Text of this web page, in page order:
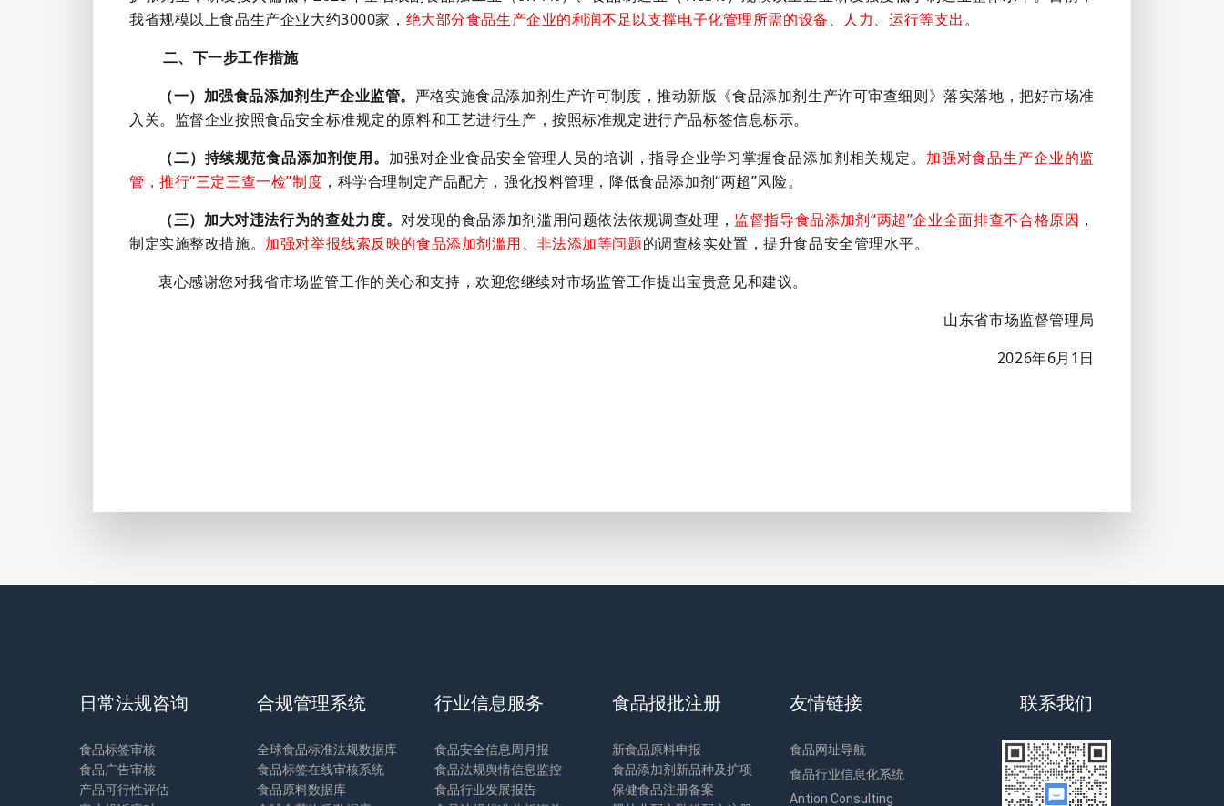
我省规模以上食品生产企业大约3000家， 绝大部分食品生产企业的利润不足以支撑电子化管理所需的设备、人力、运行等支出。
二、下一步工作措施
（一）加强食品添加剂生产企业监管。 严格实施食品添加剂生产许可制度，推动新版《食品添加剂生产许可审查细则》落实落地，把好市场准
入关。监督企业按照食品安全标准规定的原料和工艺进行生产，按照标准规定进行产品标签信息标示。
（二）持续规范食品添加剂使用。 加强对企业食品安全管理人员的培训，指导企业学习掌握食品添加剂相关规定。 加强对食品生产企业的监
管，推行“三定三查一检”制度 ，科学合理制定产品配方，强化投料管理，降低食品添加剂“两超”风险。
（三）加大对违法行为的查处力度。对发现的食品添加剂滥用问题依法依规调查处理， 监督指导食品添加剂“两超”企业全面排查不合格原因 ，
制定实施整改措施。 加强对举报线索反映的食品添加剂滥用、非法添加等问题的调查核实处置，提升食品安全管理水平。
衷心感谢您对我省市场监管工作的关心和支持，欢迎您继续对市场监管工作提出宝贵意见和建议。
山东省市场监督管理局
2026年6月1日
日常法规咨询
食品标签审核
食品广告审核
产品可行性评估
合规管理系统
全球食品标准法规数据库
食品标签在线审核系统
食品原料数据库
行业信息服务
食品安全信息周月报
食品法规舆情信息监控
食品行业发展报告
食品报批注册
新食品原料申报
食品添加剂新品种及扩项
保健食品注册备案
友情链接
食品网址导航
食品行业信息化系统
Antion Consulting
联系我们